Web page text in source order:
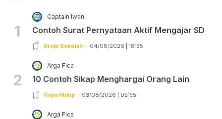
1
Captain Iwan
Contoh Surat Pernyataan Aktif Mengajar SD
Arsip Sekolah 04/08/2026 | 18:55
2
Arga Fica
10 Contoh Sikap Menghargai Orang Lain
Gaya Hidup 03/08/2026 | 05:55
Arga Fica